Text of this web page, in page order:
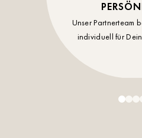
Unser Partnerteam
individuell für